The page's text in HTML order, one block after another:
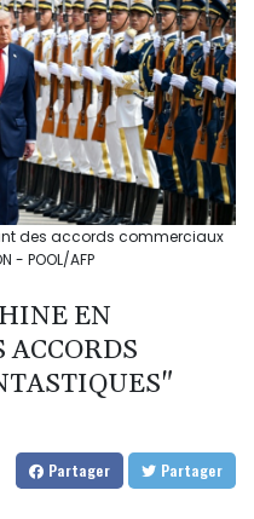
des accords commerciaux
- POOL/AFP
EN
Partager Partager